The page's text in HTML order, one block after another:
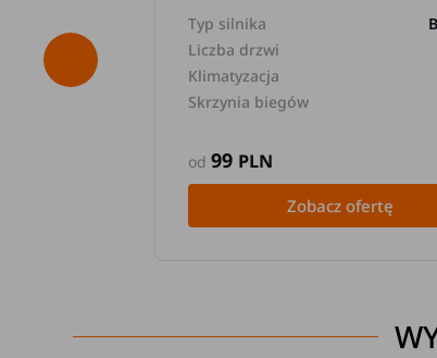
Typ silnika
Liczba drzwi
Klimatyzacja
Skrzynia biegów
od99 PLN
Zobacz ofertę